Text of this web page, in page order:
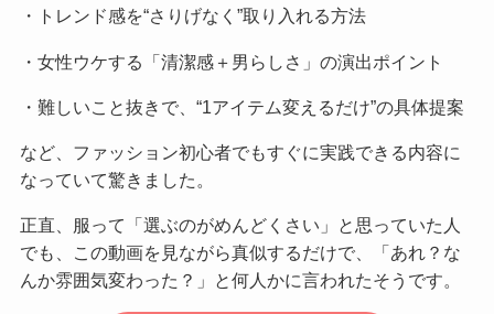
・トレンド感を“さりげなく”取り入れる方法
・女性ウケする「清潔感＋男らしさ」の演出ポイント
・難しいこと抜きで、“1アイテム変えるだけ”の具体提案
など、ファッション初心者でもすぐに実践できる内容に
なっていて驚きました。
正直、服って「選ぶのがめんどくさい」と思っていた人
でも、この動画を見ながら真似するだけで、「あれ？な
んか雰囲気変わった？」と何人かに言われたそうです。